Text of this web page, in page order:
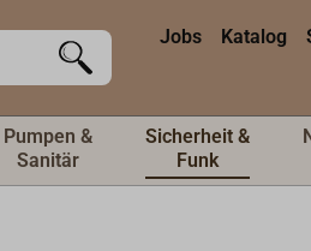
Jobs Katalog
Pumpen &
Sanitär
Sicherheit &
Funk